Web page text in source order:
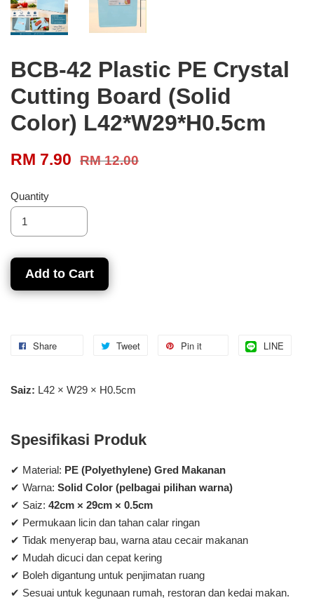
BCB-42 Plastic PE Crystal
Cutting Board (Solid
Color) L42*W29*H0.5cm
RM 7.90 RM 12.00
Quantity
Add to Cart
Share Tweet Pin it LINE
Saiz: L42 × W29 × H0.5cm
Spesifikasi Produk
✔ Material: PE (Polyethylene) Gred Makanan
✔ Warna: Solid Color (pelbagai pilihan warna)
✔ Saiz: 42cm × 29cm × 0.5cm
✔ Permukaan licin dan tahan calar ringan
✔ Tidak menyerap bau, warna atau cecair makanan
✔ Mudah dicuci dan cepat kering
✔ Boleh digantung untuk penjimatan ruang
✔ Sesuai untuk kegunaan rumah, restoran dan kedai makan.